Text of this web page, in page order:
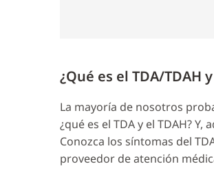
¿Qué es el TDA/
La mayoría de nosotros
¿qué es el TDA y el TDAH?
Conozca los síntomas del
proveedor de atención